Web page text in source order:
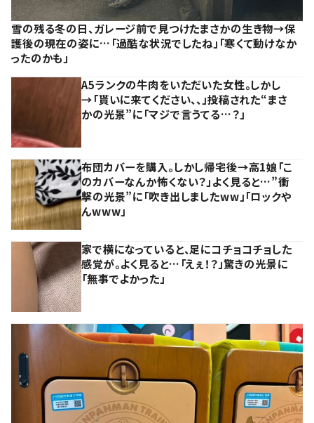
雪の残る冬の日、ガレージ前で見つけたまさかの生き物→保
護後の現在の姿に…「過酷な状況でしたね」「寒くて動けなか
ったのかも」
A5ランクの牛肉をいただいた女性。しかし
→「貰いに来てください、、」投稿された“まさ
かの光景”に「マジで言うてる…？」
布団カバーを購入。しかし帰宅後→高1娘「こ
のカバーなんか怖くない？」よく見ると…”衝
撃の光景”に「吹き出しましたww」「ロックや
んwww」
家で横になっていると、足にコチョコチョした
感覚が。よく見ると…「えぇ！？」驚きの光景に
「無事でよかった」